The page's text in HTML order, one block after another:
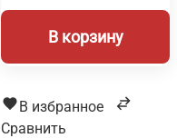
Плазморез
Master
В корзину
В избранное
Сравнить